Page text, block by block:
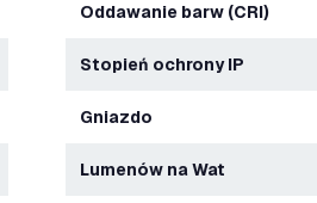
Oddawanie barw (CRI)
Stopień ochrony IP
Gniazdo
Lumenów na Wat